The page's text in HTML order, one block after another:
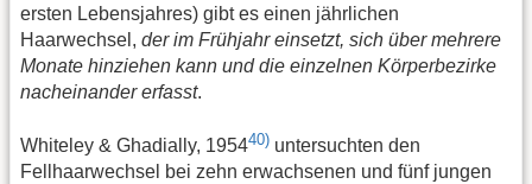
ersten Lebensjahres) gibt es einen jährlichen
Haarwechsel, der im Frühjahr einsetzt, sich über mehrere
Monate hinziehen kann und die einzelnen Körperbezirke
nacheinander erfasst.
Whiteley & Ghadially, 195440) untersuchten den
Fellhaarwechsel bei zehn erwachsenen und fünf jungen